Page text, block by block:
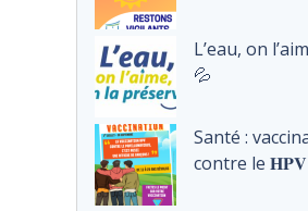
L’eau, on
💦
Santé :
contre le 𝐇𝐏𝐕